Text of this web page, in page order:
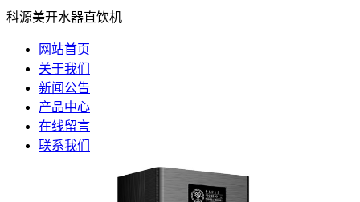
科源美开水器直饮机
网站首页
关于我们
新闻公告
产品中心
在线留言
联系我们